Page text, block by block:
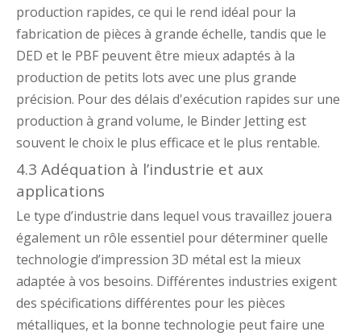
production rapides, ce qui le rend idéal pour la
fabrication de pièces à grande échelle, tandis que le
DED et le PBF peuvent être mieux adaptés à la
production de petits lots avec une plus grande
précision. Pour des délais d'exécution rapides sur une
production à grand volume, le Binder Jetting est
souvent le choix le plus efficace et le plus rentable.
4.3 Adéquation à l’industrie et aux
applications
Le type d’industrie dans lequel vous travaillez jouera
également un rôle essentiel pour déterminer quelle
technologie d’impression 3D métal est la mieux
adaptée à vos besoins. Différentes industries exigent
des spécifications différentes pour les pièces
métalliques, et la bonne technologie peut faire une